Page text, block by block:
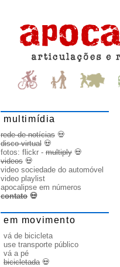
multimídia
rede de notícias 💀
disco virtual 💀
fotos: flickr - multiply 💀
videos 💀
video sociedade do automóvel
video playlist
apocalipse em números
contato 💀
em movimento
vá de bicicleta
use transporte público
vá a pé
bicicletada💀